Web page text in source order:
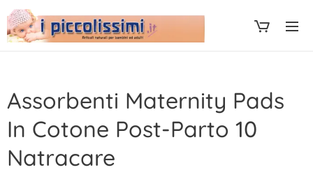
Assorbenti Maternity Pads
In Cotone Post-Parto 10
Natracare